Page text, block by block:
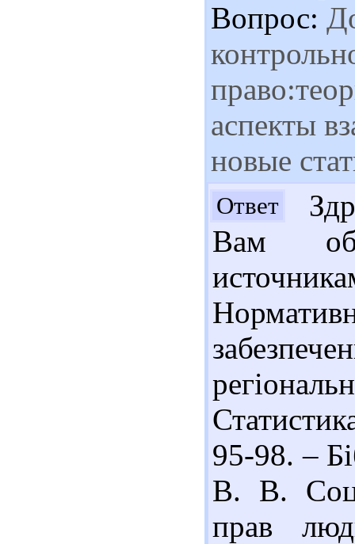
Вопрос:
аспекты
новые
Ответ
Вам
95-98. –
В. В.
прав